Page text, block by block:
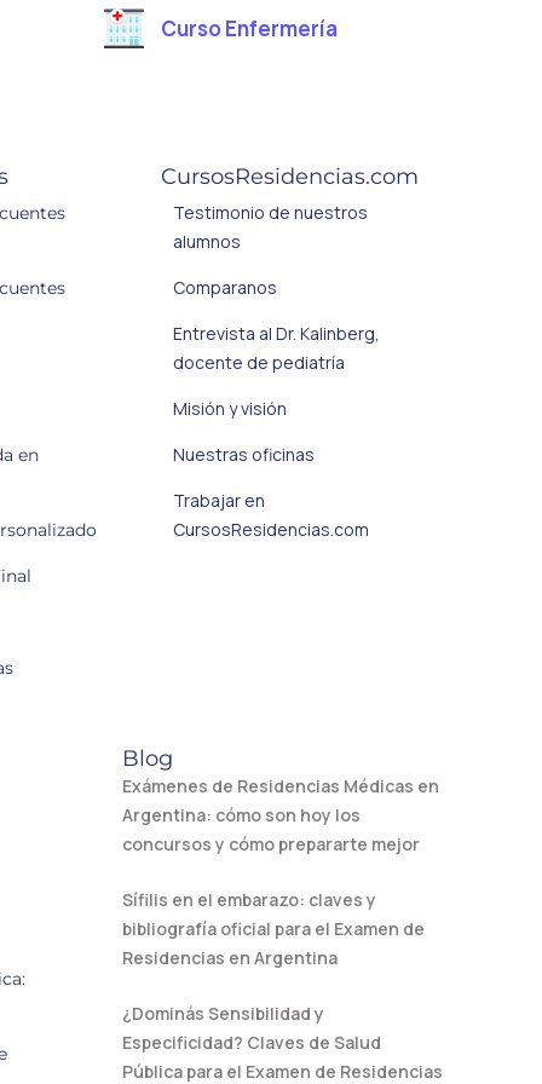
Curso Enfermería
en
CursosResidencias.com
Testimonio de nuestros
alumnos
Comparanos
Entrevista al Dr. Kalinberg,
docente de pediatría
Misión y visión
Nuestras oficinas
Trabajar en
CursosResidencias.com
Blog
Exámenes de Residencias Médicas en
Argentina: cómo son hoy los
concursos y cómo prepararte mejor
Sífilis en el embarazo: claves y
bibliografía oficial para el Examen de
Residencias en Argentina
¿Dominás Sensibilidad y
Especificidad? Claves de Salud
Pública para el Examen de Residencias